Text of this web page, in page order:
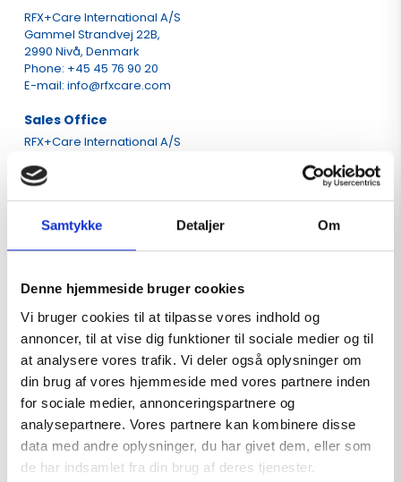
Samtykke Detaljer Om
Denne hjemmeside bruger cookies
Vi bruger cookies til at tilpasse vores indhold og
annoncer, til at vise dig funktioner til sociale medier og til
at analysere vores trafik. Vi deler også oplysninger om
din brug af vores hjemmeside med vores partnere inden
for sociale medier, annonceringspartnere og
analysepartnere. Vores partnere kan kombinere disse
data med andre oplysninger, du har givet dem, eller som
de har indsamlet fra din brug af deres tjenester.
RFX+Care International A/S
Gammel Strandvej 22B,
2990 Nivå, Denmark
Phone: +45 45 76 90 20
E-mail: info@rfxcare.com
Sales Office
RFX+Care International A/S
Building K7
8520 Lystrup, Denmark
Factory
RFX+CARE Manufacturing Co.,Ltd.
Shaoxing, Zhejiang, P.R.China 312000
Phone: +89 575 88681706
E-mail: benjamin@rfx-care.com
Logistics Center
UAB RFX CARE Lithuania
Paliuniskio st. 15, LT-35114
Panevezys, Lithuania
Phone: +370 (678)76 644
E-mail: aida@rfxcare.coms
UK Office